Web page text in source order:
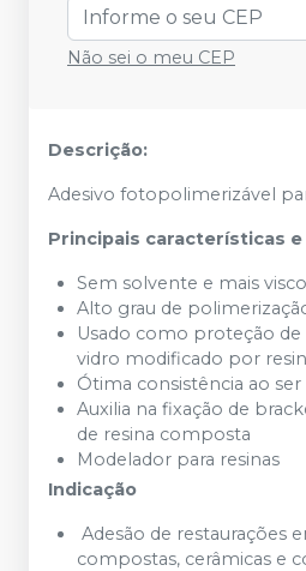
Não sei o meu CEP
Descrição:
Adesivo fotopolimerizável
Principais características
Sem solvente e mais
Alto grau de
Usado como proteção
vidro modificado por
Ótima consistência ao
Auxilia na fixação de
de resina composta
Modelador para resinas
Indicação
Adesão de restaurações
compostas, cerâmicas e